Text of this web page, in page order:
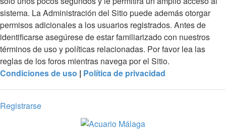
sistema. La Administración del Sitio puede además otorgar
permisos adicionales a los usuarios registrados. Antes de
identificarse asegúrese de estar familiarizado con nuestros
términos de uso y políticas relacionadas. Por favor lea las
reglas de los foros mientras navega por el Sitio.
Condiciones de uso | Política de privacidad
Registrarse